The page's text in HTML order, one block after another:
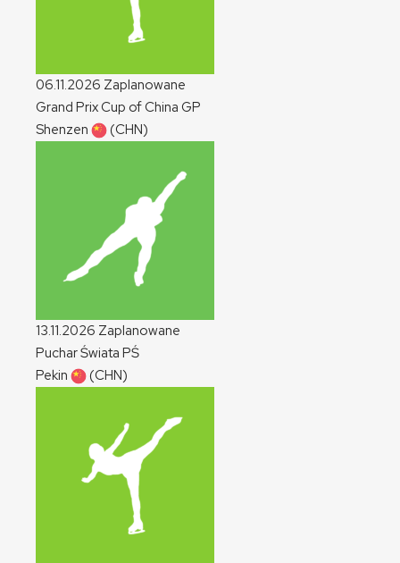
06.11.2026 Zaplanowane
Grand Prix Cup of China GP
Shenzen
(CHN)
13.11.2026 Zaplanowane
Puchar Świata PŚ
Pekin
(CHN)